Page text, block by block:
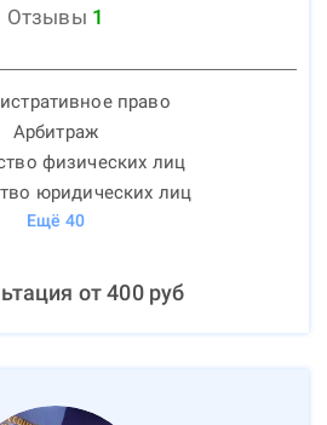
Отзывы 1
право
Арбитраж
физических лиц
юридических лиц
Ещё 40
от400руб